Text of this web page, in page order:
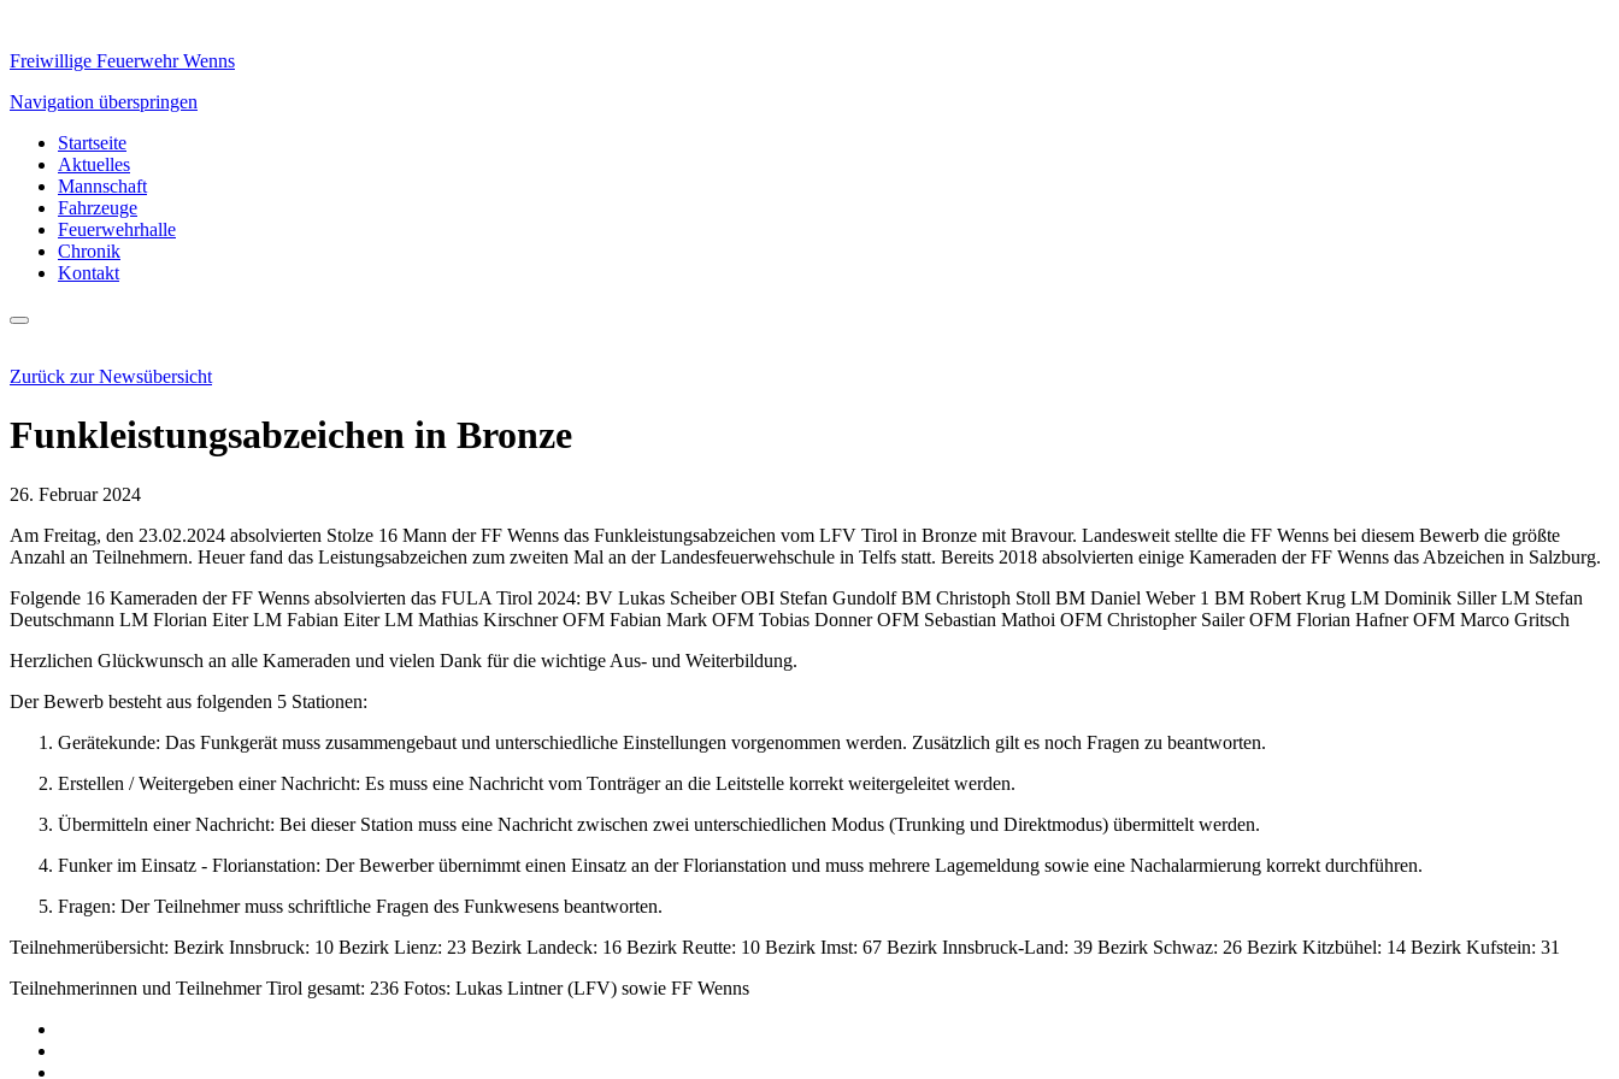
Freiwillige Feuerwehr Wenns
Navigation überspringen
Startseite
Aktuelles
Mannschaft
Fahrzeuge
Feuerwehrhalle
Chronik
Kontakt
Zurück zur Newsübersicht
Funkleistungsabzeichen in Bronze
26. Februar 2024
Am Freitag, den 23.02.2024 absolvierten Stolze 16 Mann der FF Wenns das Funkleistungsabzeichen vom LFV Tirol in Bronze mit Bravour. Landesweit stellte die FF Wenns bei diesem Bewerb die größte
Anzahl an Teilnehmern. Heuer fand das Leistungsabzeichen zum zweiten Mal an der Landesfeuerwehschule in Telfs statt. Bereits 2018 absolvierten einige Kameraden der FF Wenns das Abzeichen in Salzburg.
Folgende 16 Kameraden der FF Wenns absolvierten das FULA Tirol 2024: BV Lukas Scheiber OBI Stefan Gundolf BM Christoph Stoll BM Daniel Weber 1 BM Robert Krug LM Dominik Siller LM Stefan
Deutschmann LM Florian Eiter LM Fabian Eiter LM Mathias Kirschner OFM Fabian Mark OFM Tobias Donner OFM Sebastian Mathoi OFM Christopher Sailer OFM Florian Hafner OFM Marco Gritsch
Herzlichen Glückwunsch an alle Kameraden und vielen Dank für die wichtige Aus- und Weiterbildung.
Der Bewerb besteht aus folgenden 5 Stationen:
Gerätekunde: Das Funkgerät muss zusammengebaut und unterschiedliche Einstellungen vorgenommen werden. Zusätzlich gilt es noch Fragen zu beantworten.
Erstellen / Weitergeben einer Nachricht: Es muss eine Nachricht vom Tonträger an die Leitstelle korrekt weitergeleitet werden.
Übermitteln einer Nachricht: Bei dieser Station muss eine Nachricht zwischen zwei unterschiedlichen Modus (Trunking und Direktmodus) übermittelt werden.
Funker im Einsatz - Florianstation: Der Bewerber übernimmt einen Einsatz an der Florianstation und muss mehrere Lagemeldung sowie eine Nachalarmierung korrekt durchführen.
Fragen: Der Teilnehmer muss schriftliche Fragen des Funkwesens beantworten.
Teilnehmerübersicht: Bezirk Innsbruck: 10 Bezirk Lienz: 23 Bezirk Landeck: 16 Bezirk Reutte: 10 Bezirk Imst: 67 Bezirk Innsbruck-Land: 39 Bezirk Schwaz: 26 Bezirk Kitzbühel: 14 Bezirk Kufstein: 31
Teilnehmerinnen und Teilnehmer Tirol gesamt: 236 Fotos: Lukas Lintner (LFV) sowie FF Wenns